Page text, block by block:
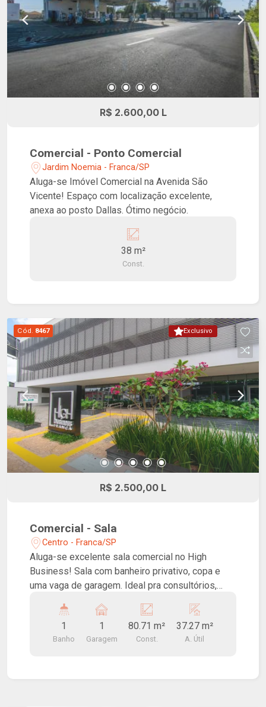
R$ 2.600,00 L
Comercial - Ponto Comercial
Jardim Noemia - Franca/SP
Aluga-se Imóvel Comercial na Avenida São
Vicente! Espaço com localização excelente,
anexa ao posto Dallas. Ótimo negócio.
38 m²
Const.
Exclusivo
Cód. 8467
R$ 2.500,00 L
Comercial - Sala
Centro - Franca/SP
Aluga-se excelente sala comercial no High
Business! Sala com banheiro privativo, copa e
uma vaga de garagem. Ideal pra consultórios,
para até 70 pessoas, 03 salas de reunião de uso
comum, elevadores inteligentes de alta
velocidade, pontos de carregamento para
1
Banho
1
Garagem
80.71 m²
Const.
37.27 m²
A. Útil